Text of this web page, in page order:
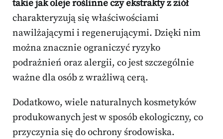
takie jak oleje roślinne czy ekstrakty z ziół
charakteryzują się właściwościami
nawilżającymi i regenerującymi. Dzięki nim
można znacznie ograniczyć ryzyko
podrażnień oraz alergii, co jest szczególnie
ważne dla osób z wrażliwą cerą.
Dodatkowo, wiele naturalnych kosmetyków
produkowanych jest w sposób ekologiczny, co
przyczynia się do ochrony środowiska.